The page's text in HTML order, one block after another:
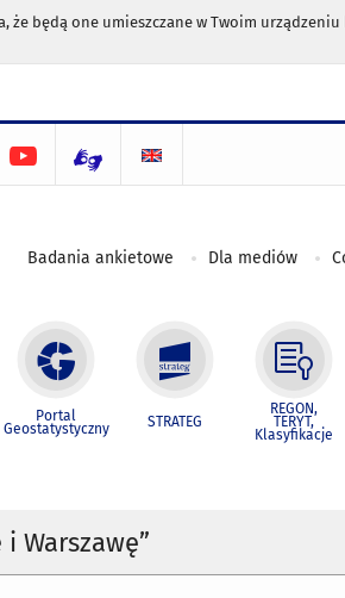
będą one umieszczane w Twoim
Badania ankietowe Dla mediów
Portal
Geostatystyczny STRATEG
REGON,
TERYT,
Klasyfikacje
i Warszawę”